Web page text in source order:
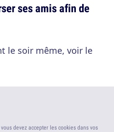
ses amis afin de
le soir même, voir le
devez accepter les cookies dans vos